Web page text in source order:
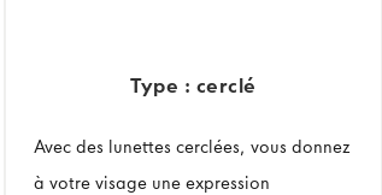
Type : cerclé
Avec des lunettes cerclées, vous donnez
à votre visage une expression